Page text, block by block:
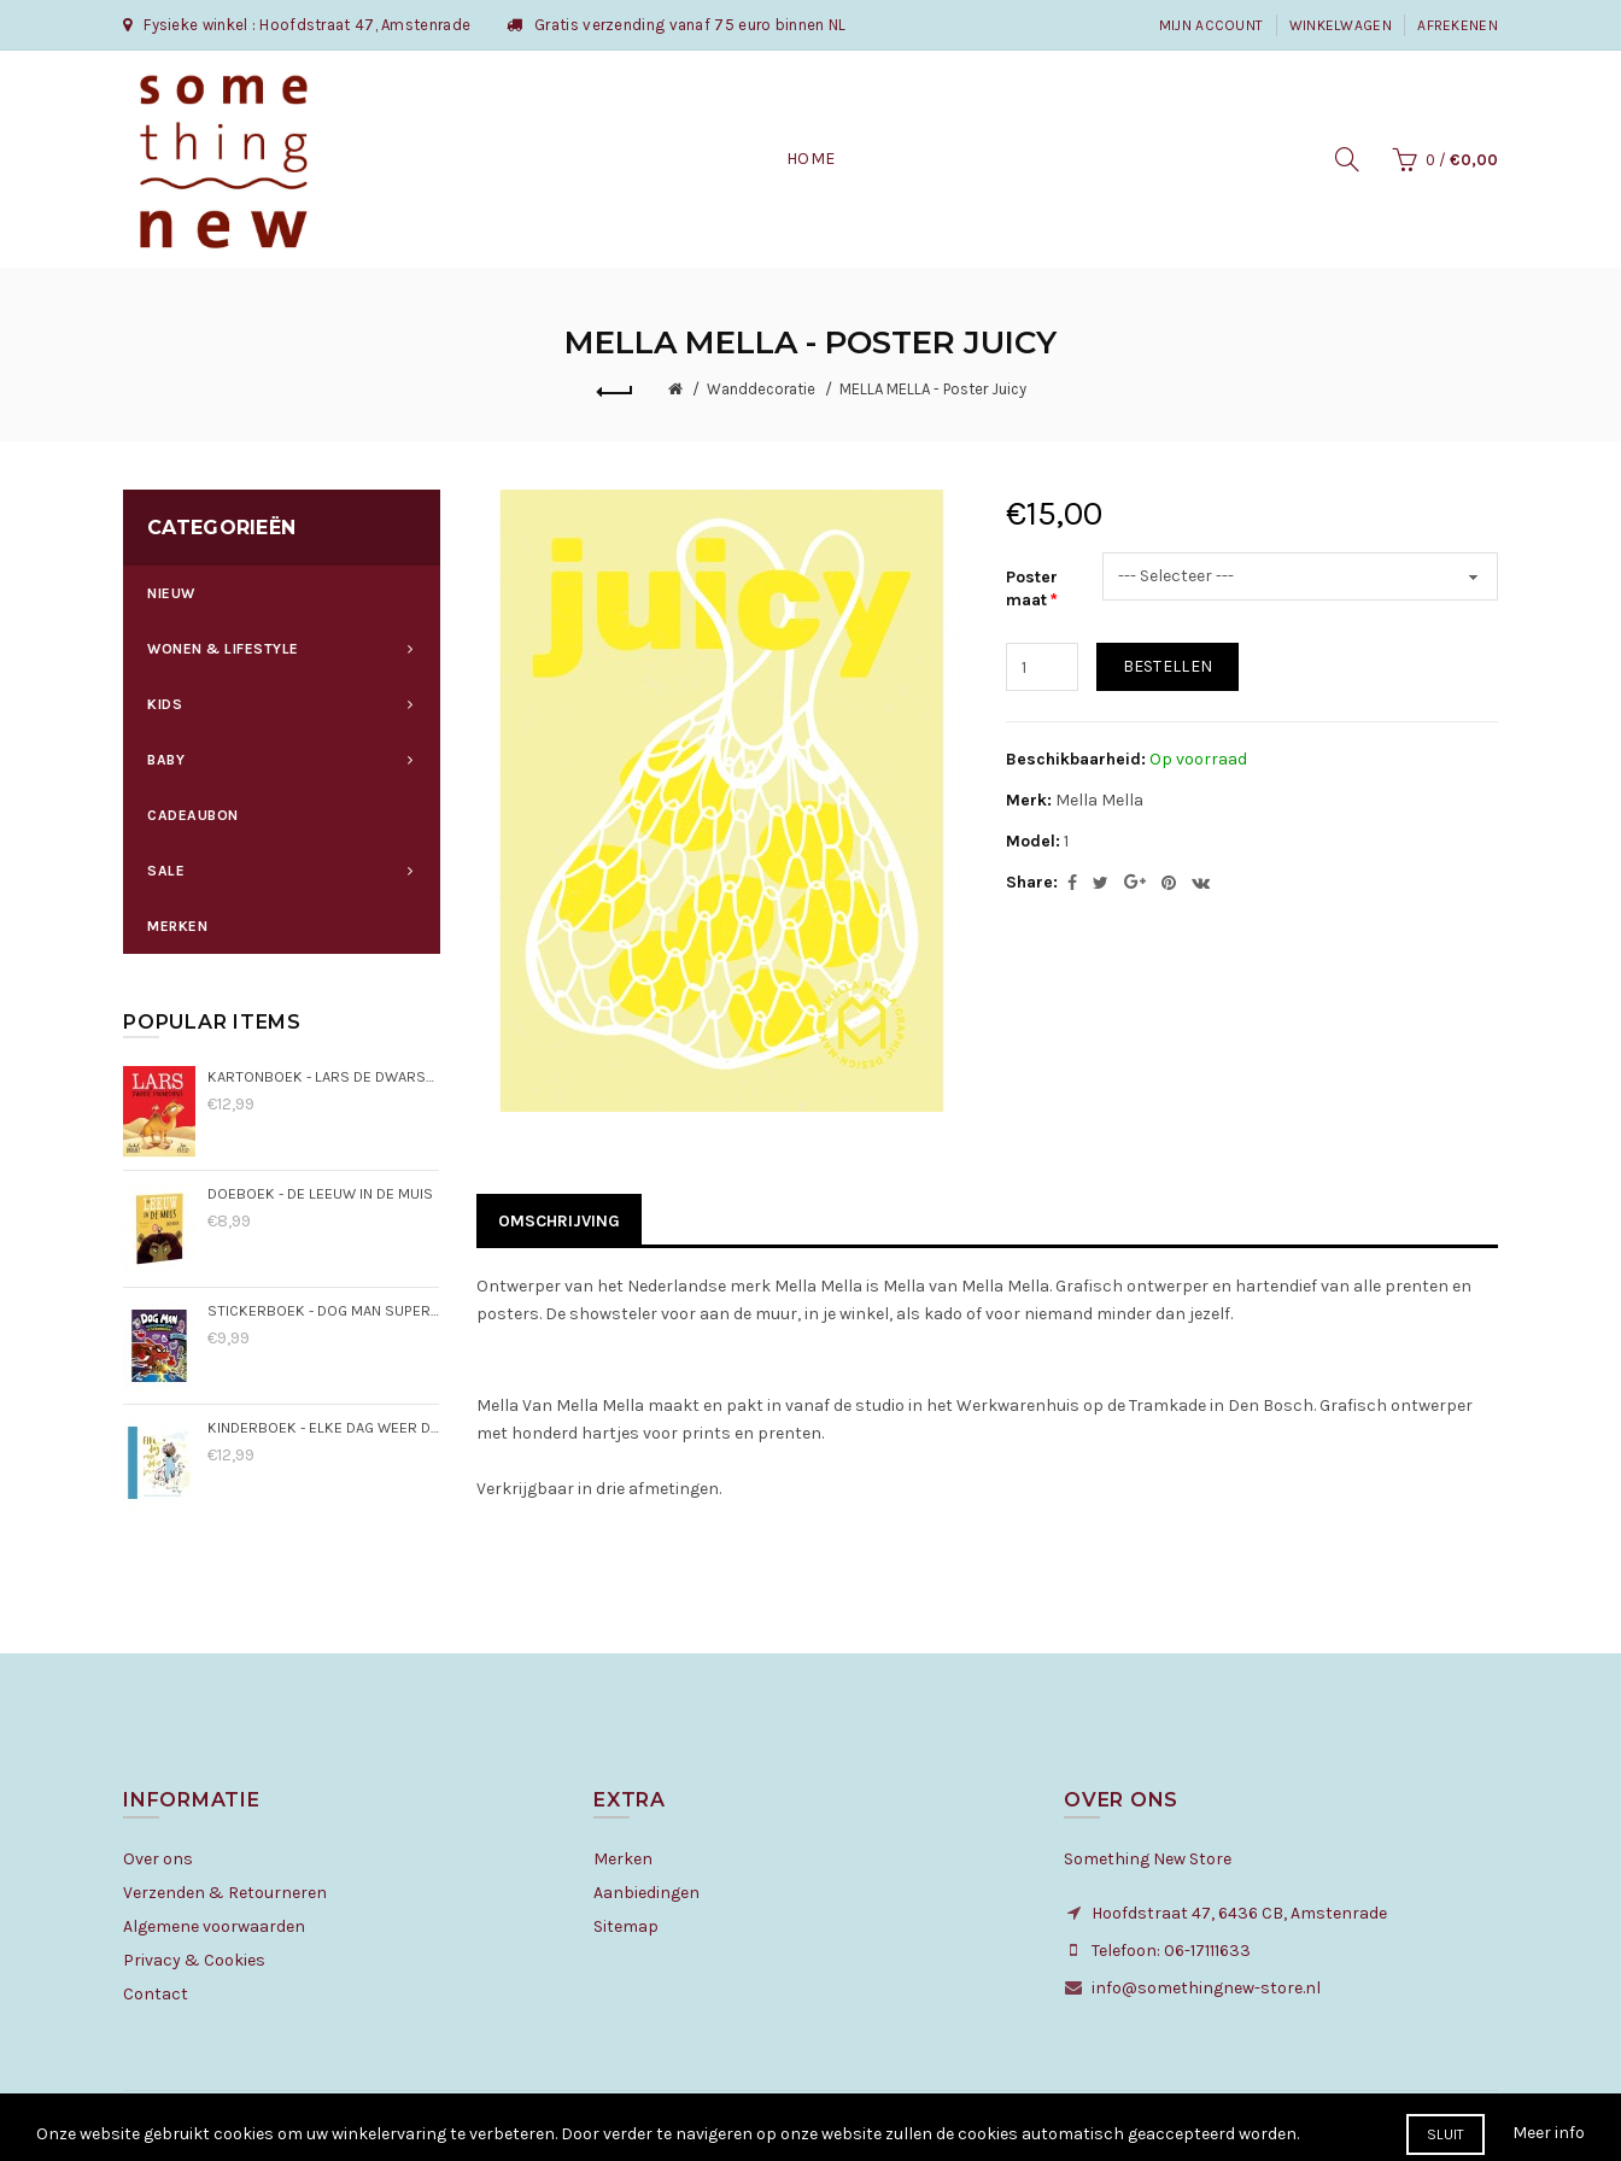
Fysieke winkel : Hoofdstraat 47, Amstenrade Gratis verzending vanaf 75 euro binnen NL MIJN ACCOUNT WINKELWAGEN AFREKENEN
HOME 0 / €0,00
MELLA MELLA - POSTER JUICY
Wanddecoratie MELLA MELLA - Poster Juicy
CATEGORIEËN
NIEUW
WONEN & LIFESTYLE
KIDS
BABY
CADEAUBON
SALE
MERKEN
POPULAR ITEMS
KARTONBOEK - LARS DE DWARSE DROMEDARIS
€12,99
DOEBOEK - DE LEEUW IN DE MUIS
€8,99
STICKERBOEK - DOG MAN SUPERMAATJES
€9,99
KINDERBOEK - ELKE DAG WEER DOL OP JOU
€12,99
€15,00
Poster
maat
BESTELLEN
Beschikbaarheid: Op voorraad
Merk: Mella Mella
Model: 1
Share:
OMSCHRIJVING
Ontwerper van het Nederlandse merk Mella Mella is Mella van Mella Mella. Grafisch ontwerper en hartendief van alle prenten en
posters. De showsteler voor aan de muur, in je winkel, als kado of voor niemand minder dan jezelf.
Mella Van Mella Mella maakt en pakt in vanaf de studio in het Werkwarenhuis op de Tramkade in Den Bosch. Grafisch ontwerper
met honderd hartjes voor prints en prenten.
Verkrijgbaar in drie afmetingen.
INFORMATIE
Over ons
Verzenden & Retourneren
Algemene voorwaarden
Privacy & Cookies
Contact
EXTRA
Merken
Aanbiedingen
Sitemap
OVER ONS
Something New Store
Hoofdstraat 47, 6436 CB, Amstenrade
Telefoon: 06-17111633
info@somethingnew-store.nl
© Copyright - All rights reserved. 2010 - 2026
Onze website gebruikt cookies om uw winkelervaring te verbeteren. Door verder te navigeren op onze website zullen de cookies automatisch geaccepteerd worden. SLUIT Meer info